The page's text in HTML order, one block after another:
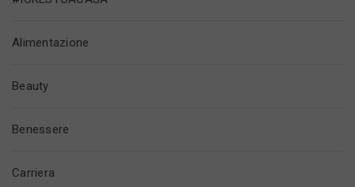
Alimentazione
Beauty
Benessere
Carriera